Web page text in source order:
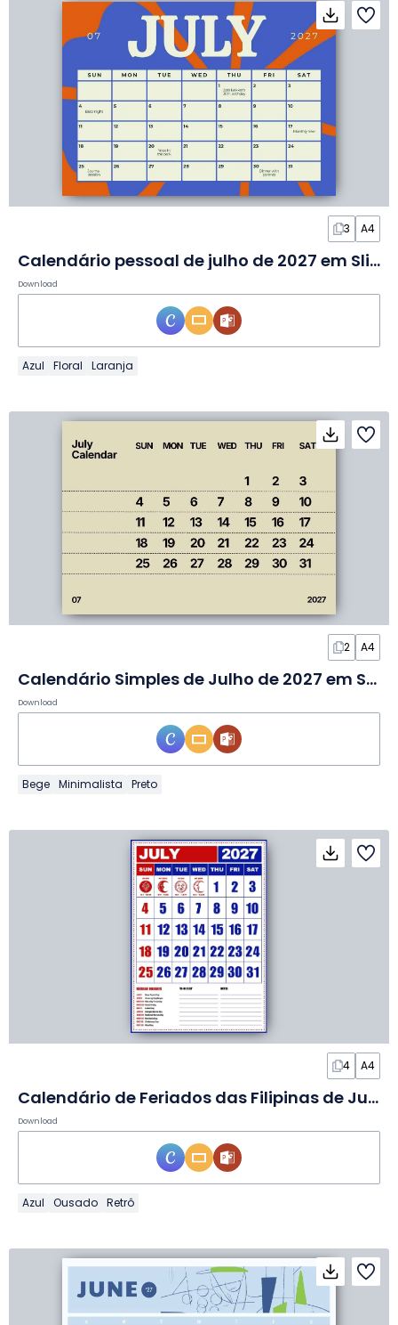
3 A4
Calendário pessoal de julho de 2027 em Slides
Download
Azul Floral Laranja
2 A4
Calendário Simples de Julho de 2027 em Slides
Download
Bege Minimalista Preto
4 A4
Calendário de Feriados das Filipinas de Julho de 2027 em Slides
Download
Azul Ousado Retrô